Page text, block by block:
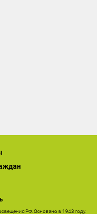
РФ. Основано в 1943 году.